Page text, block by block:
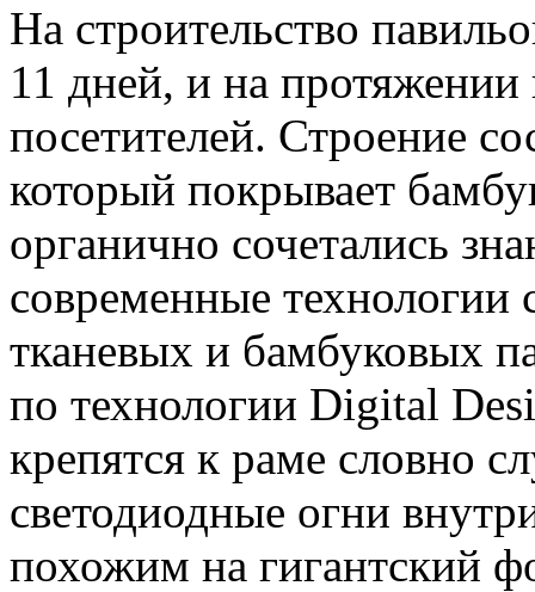
На строительство
11 дней, и на
посетителей. Строение
который покрывает
органично сочетались
современные технологии
тканевых и бамбуковых
по технологии Digital
крепятся к раме словно
светодиодные огни
похожим на гигантский